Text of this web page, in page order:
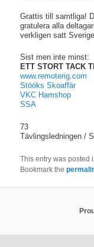
Grattis till samtliga!
gratulera alla
verkligen satt
Sist men inte minst:
ETT STORT TACK
www.remoterig.com
Stööks Skoaffär
VKC Hamshop
SSA
73
Tävlingsledningen /
This entry was posted
Bookmark the